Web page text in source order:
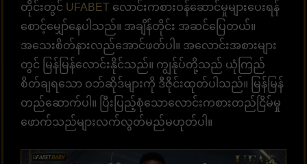
တိုင်းတွင် UFABET လောင်းကစားဝန်ဆောင်မှုများပေးရန်
စောင့်မျှော်နေပါသည်။ အချိန်တိုင်း အဆင်ပြေတယ်။
အသေးစိတ်နားလည်အောင်ဖတ်ပါ။ အလောင်းအစားများ
တွင် မြန်မြန်လောင်းနိုင်သည်။ ကျွန်ုပ်တို့သည် ယုံကြည်
စိတ်ချရသော ဝဘ်ဆိုဒ်များကို ဒီဇိုင်းထုတ်ပါသည်။ မြန်မြန်
တည်ဆောက်ပါ။ ပြီးပြည့်စုံသောလောင်းကစားတည်ငြိမ်မှု
ဖောက်သည်များလက်လွတ်မည်မဟုတ်ပါ။